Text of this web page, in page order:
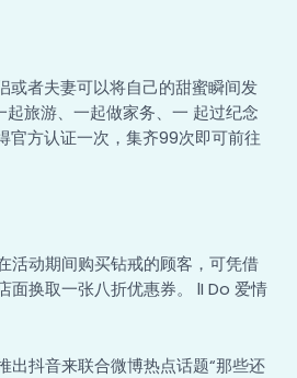
或者夫妻可以将自己的甜蜜瞬间发
起旅游、一起做家务、一 起过纪念
官方认证一次，集齐99次即可前往
活动期间购买钻戒的顾客，可凭借
面换取一张八折优惠券。 lI Do 爱情
出抖音来联合微博热点话题“那些还